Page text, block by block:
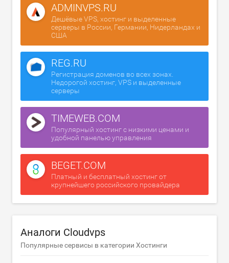
ADMINVPS.RU
Дешёвые VPS, хостинг и выделенные
серверы в России, Германии, Нидерландах и
США
REG.RU
Регистрация доменов во всех зонах.
Недорогой хостинг, VPS и выделенные
серверы
TIMEWEB.COM
Популярный хостинг с низкими ценами и
удобной панелью управления
BEGET.COM
Платный и бесплатный хостинг от
крупнейшего российского провайдера
Аналоги Cloudvps
Популярные сервисы в категории Хостинги